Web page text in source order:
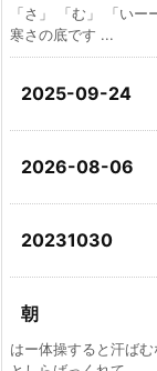
「さ」 「む」 「い
寒さの底です ...
2025-09-24
2026-08-06
20231030
朝
はー体操すると汗ば